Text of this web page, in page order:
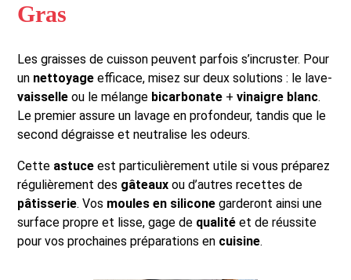
Gras
Les graisses de cuisson peuvent parfois s’incruster. Pour
un nettoyage efficace, misez sur deux solutions : le lave-
vaisselle ou le mélange bicarbonate + vinaigre blanc.
Le premier assure un lavage en profondeur, tandis que le
second dégraisse et neutralise les odeurs.
Cette astuce est particulièrement utile si vous préparez
régulièrement des gâteaux ou d’autres recettes de
pâtisserie. Vos moules en silicone garderont ainsi une
surface propre et lisse, gage de qualité et de réussite
pour vos prochaines préparations en cuisine.